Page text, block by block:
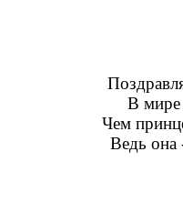
В мире
Чем
Ведь она